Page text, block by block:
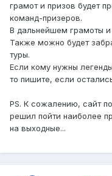
грамот и призов будет
команд-призеров.
В дальнейшем грамоты и
Также можно будет
туры.
Если кому нужны
то пишите, если
PS. К сожалению, сайт
решил пойти наиболее
на выходные...